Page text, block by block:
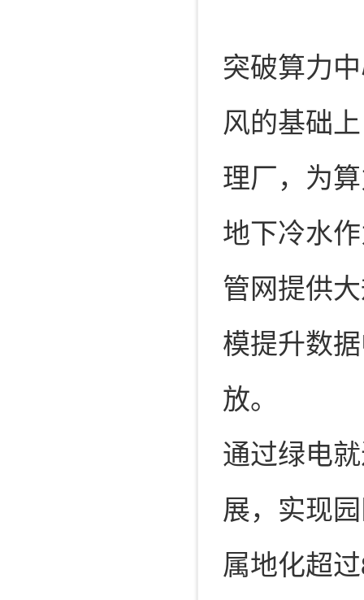
突破算力
风的基础
理厂，为
地下冷水
管网提供
模提升数
放。
通过绿电
展，实现
属地化超